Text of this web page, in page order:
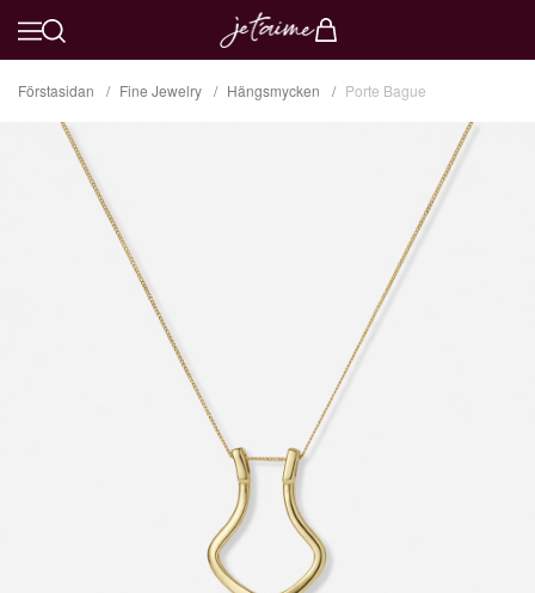
Förstasidan Fine Jewelry Hängsmycken Porte Bague